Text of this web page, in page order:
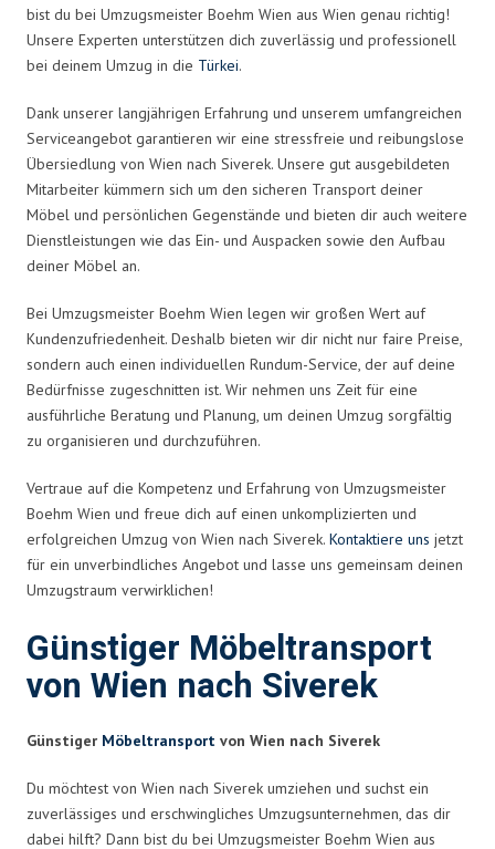
bist du bei Umzugsmeister Boehm Wien aus Wien genau richtig!
Unsere Experten unterstützen dich zuverlässig und professionell
bei deinem Umzug in die Türkei.
Dank unserer langjährigen Erfahrung und unserem umfangreichen
Serviceangebot garantieren wir eine stressfreie und reibungslose
Übersiedlung von Wien nach Siverek. Unsere gut ausgebildeten
Mitarbeiter kümmern sich um den sicheren Transport deiner
Möbel und persönlichen Gegenstände und bieten dir auch weitere
Dienstleistungen wie das Ein- und Auspacken sowie den Aufbau
deiner Möbel an.
Bei Umzugsmeister Boehm Wien legen wir großen Wert auf
Kundenzufriedenheit. Deshalb bieten wir dir nicht nur faire Preise,
sondern auch einen individuellen Rundum-Service, der auf deine
Bedürfnisse zugeschnitten ist. Wir nehmen uns Zeit für eine
ausführliche Beratung und Planung, um deinen Umzug sorgfältig
zu organisieren und durchzuführen.
Vertraue auf die Kompetenz und Erfahrung von Umzugsmeister
Boehm Wien und freue dich auf einen unkomplizierten und
erfolgreichen Umzug von Wien nach Siverek. Kontaktiere uns jetzt
für ein unverbindliches Angebot und lasse uns gemeinsam deinen
Umzugstraum verwirklichen!
Günstiger Möbeltransport
von Wien nach Siverek
Günstiger Möbeltransport von Wien nach Siverek
Du möchtest von Wien nach Siverek umziehen und suchst ein
zuverlässiges und erschwingliches Umzugsunternehmen, das dir
dabei hilft? Dann bist du bei Umzugsmeister Boehm Wien aus